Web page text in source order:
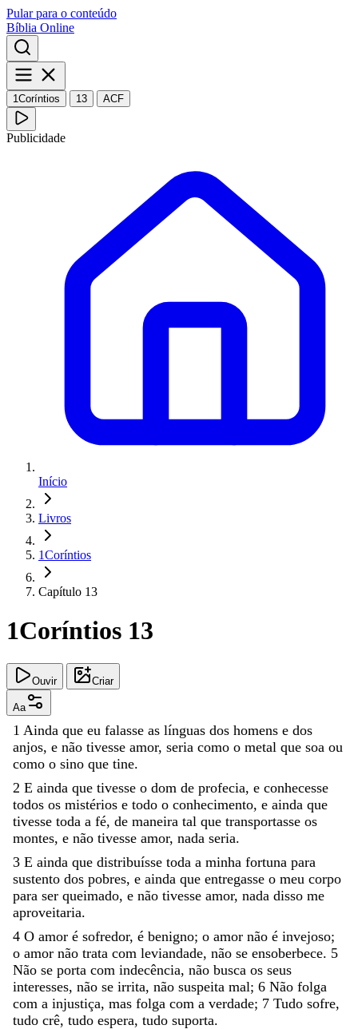
Pular para o conteúdo
Bíblia Online
1Coríntios 13 ACF
Publicidade
Início
Livros
1Coríntios
Capítulo 13
1Coríntios 13
Ouvir Criar
Aa
1 Ainda que eu falasse as línguas dos homens e dos
anjos, e não tivesse amor, seria como o metal que soa ou
como o sino que tine.
2 E ainda que tivesse o dom de profecia, e conhecesse
todos os mistérios e todo o conhecimento, e ainda que
tivesse toda a fé, de maneira tal que transportasse os
montes, e não tivesse amor, nada seria.
3 E ainda que distribuísse toda a minha fortuna para
sustento dos pobres, e ainda que entregasse o meu corpo
para ser queimado, e não tivesse amor, nada disso me
aproveitaria.
4 O amor é sofredor, é benigno; o amor não é invejoso;
o amor não trata com leviandade, não se ensoberbece. 5
Não se porta com indecência, não busca os seus
interesses, não se irrita, não suspeita mal; 6 Não folga
com a injustiça, mas folga com a verdade; 7 Tudo sofre,
tudo crê, tudo espera, tudo suporta.